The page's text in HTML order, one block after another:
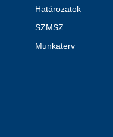
Határozatok
SZMSZ
Munkaterv